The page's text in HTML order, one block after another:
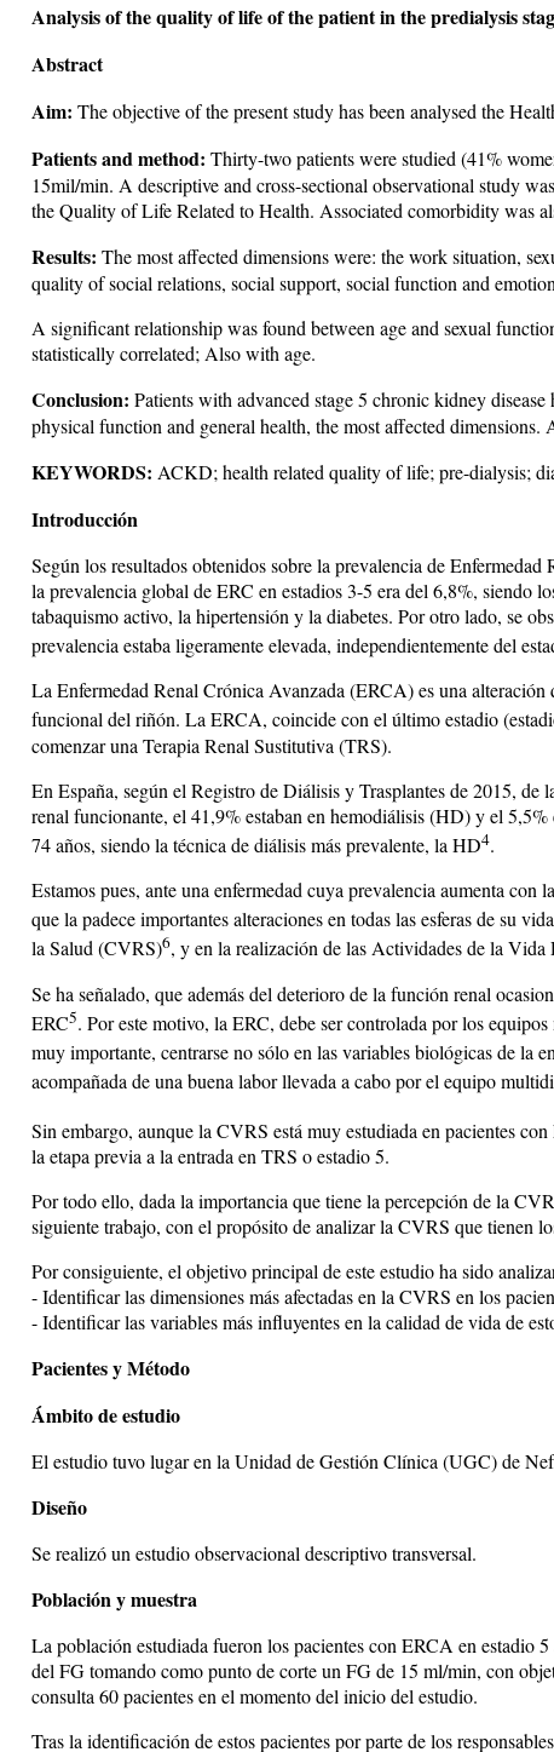
Analysis of the quality of life of the patient in the predialysis
Abstract
Aim: The objective of the present study has been analysed the
Patients and method: Thirty-two patients were studied (41%
15mil/min. A descriptive and cross-sectional observational study
the Quality of Life Related to Health. Associated comorbidity was
Results: The most affected dimensions were: the work situation,
quality of social relations, social support, social function and
A significant relationship was found between age and sexual
statistically correlated; Also with age.
Conclusion: Patients with advanced stage 5 chronic kidney
physical function and general health, the most affected
KEYWORDS: ACKD; health related quality of life; pre-dialysis;
Introducción
Según los resultados obtenidos sobre la prevalencia de
la prevalencia global de ERC en estadios 3-5 era del 6,8%, siendo
tabaquismo activo, la hipertensión y la diabetes. Por otro lado, se
prevalencia estaba ligeramente elevada, independientemente del
La Enfermedad Renal Crónica Avanzada (ERCA) es una
funcional del riñón. La ERCA, coincide con el último estadio
comenzar una Terapia Renal Sustitutiva (TRS).
En España, según el Registro de Diálisis y Trasplantes de 2015,
renal funcionante, el 41,9% estaban en hemodiálisis (HD) y el
74 años, siendo la técnica de diálisis más prevalente, la HD4.
Estamos pues, ante una enfermedad cuya prevalencia aumenta
que la padece importantes alteraciones en todas las esferas de su
la Salud (CVRS)6, y en la realización de las Actividades de la
Se ha señalado, que además del deterioro de la función renal
ERC5. Por este motivo, la ERC, debe ser controlada por los
muy importante, centrarse no sólo en las variables biológicas de la
acompañada de una buena labor llevada a cabo por el equipo
Sin embargo, aunque la CVRS está muy estudiada en pacientes
la etapa previa a la entrada en TRS o estadio 5.
Por todo ello, dada la importancia que tiene la percepción de la
siguiente trabajo, con el propósito de analizar la CVRS que tienen
Por consiguiente, el objetivo principal de este estudio ha sido
- Identificar las dimensiones más afectadas en la CVRS en los
- Identificar las variables más influyentes en la calidad de vida de
Pacientes y Método
Ámbito de estudio
El estudio tuvo lugar en la Unidad de Gestión Clínica (UGC) de
Diseño
Se realizó un estudio observacional descriptivo transversal.
Población y muestra
La población estudiada fueron los pacientes con ERCA en
del FG tomando como punto de corte un FG de 15 ml/min, con
consulta 60 pacientes en el momento del inicio del estudio.
Tras la identificación de estos pacientes por parte de los